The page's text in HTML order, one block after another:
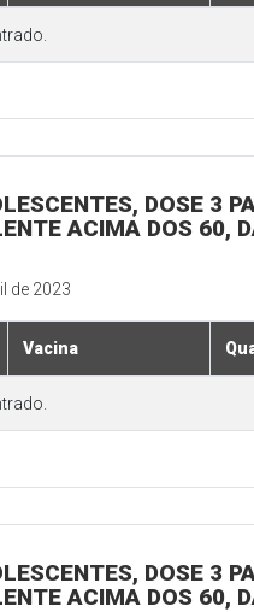
DOSE 3
ACIMA DOS 60,
de 2023
Vacina
DOSE 3
ACIMA DOS 60,